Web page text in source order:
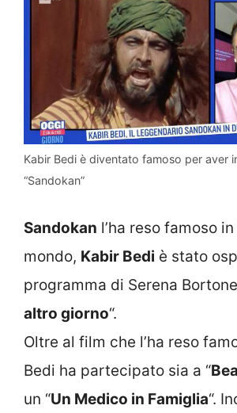
Kabir Bedi è diventato famoso per aver
“Sandokan”
Sandokan l’ha reso famoso
mondo, Kabir Bedi è stato
programma di Serena
altro giorno“.
Oltre al film che l’ha reso
Bedi ha partecipato sia a “
un “Un Medico in Famiglia“.